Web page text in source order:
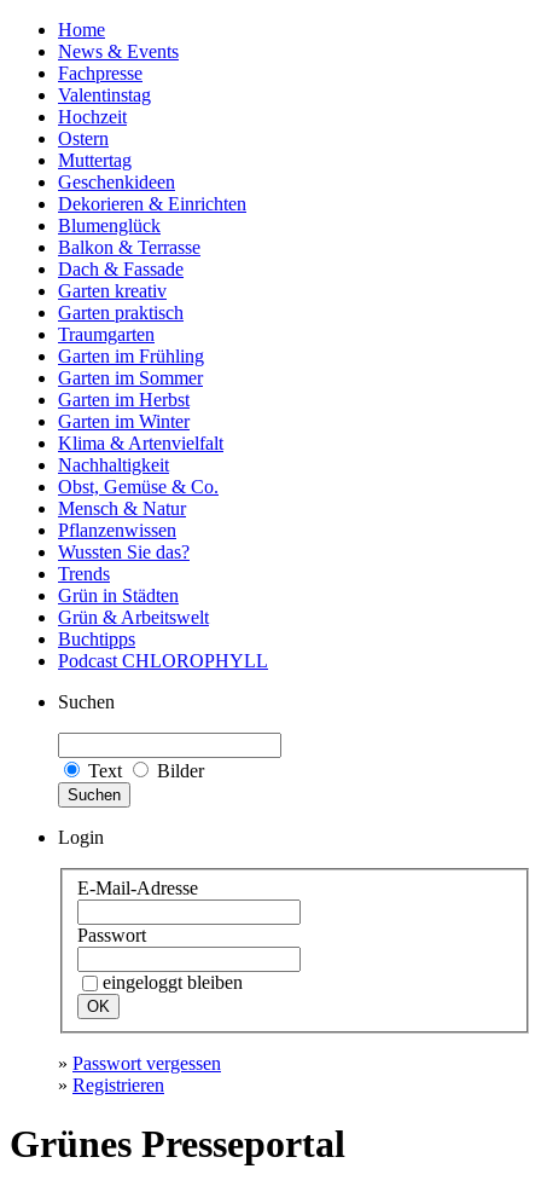
Home
News & Events
Fachpresse
Valentinstag
Hochzeit
Ostern
Muttertag
Geschenkideen
Dekorieren & Einrichten
Blumenglück
Balkon & Terrasse
Dach & Fassade
Garten kreativ
Garten praktisch
Traumgarten
Garten im Frühling
Garten im Sommer
Garten im Herbst
Garten im Winter
Klima & Artenvielfalt
Nachhaltigkeit
Obst, Gemüse & Co.
Mensch & Natur
Pflanzenwissen
Wussten Sie das?
Trends
Grün in Städten
Grün & Arbeitswelt
Buchtipps
Podcast CHLOROPHYLL
Suchen
Text Bilder
Suchen
Login
E-Mail-Adresse
Passwort
eingeloggt bleiben
» Passwort vergessen
» Registrieren
Grünes Presseportal